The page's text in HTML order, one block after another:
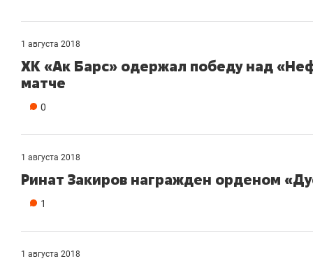
1 августа 2018
ХК «Ак Барс» одержал победу над
матче
0
1 августа 2018
Ринат Закиров награжден орденом
1
1 августа 2018